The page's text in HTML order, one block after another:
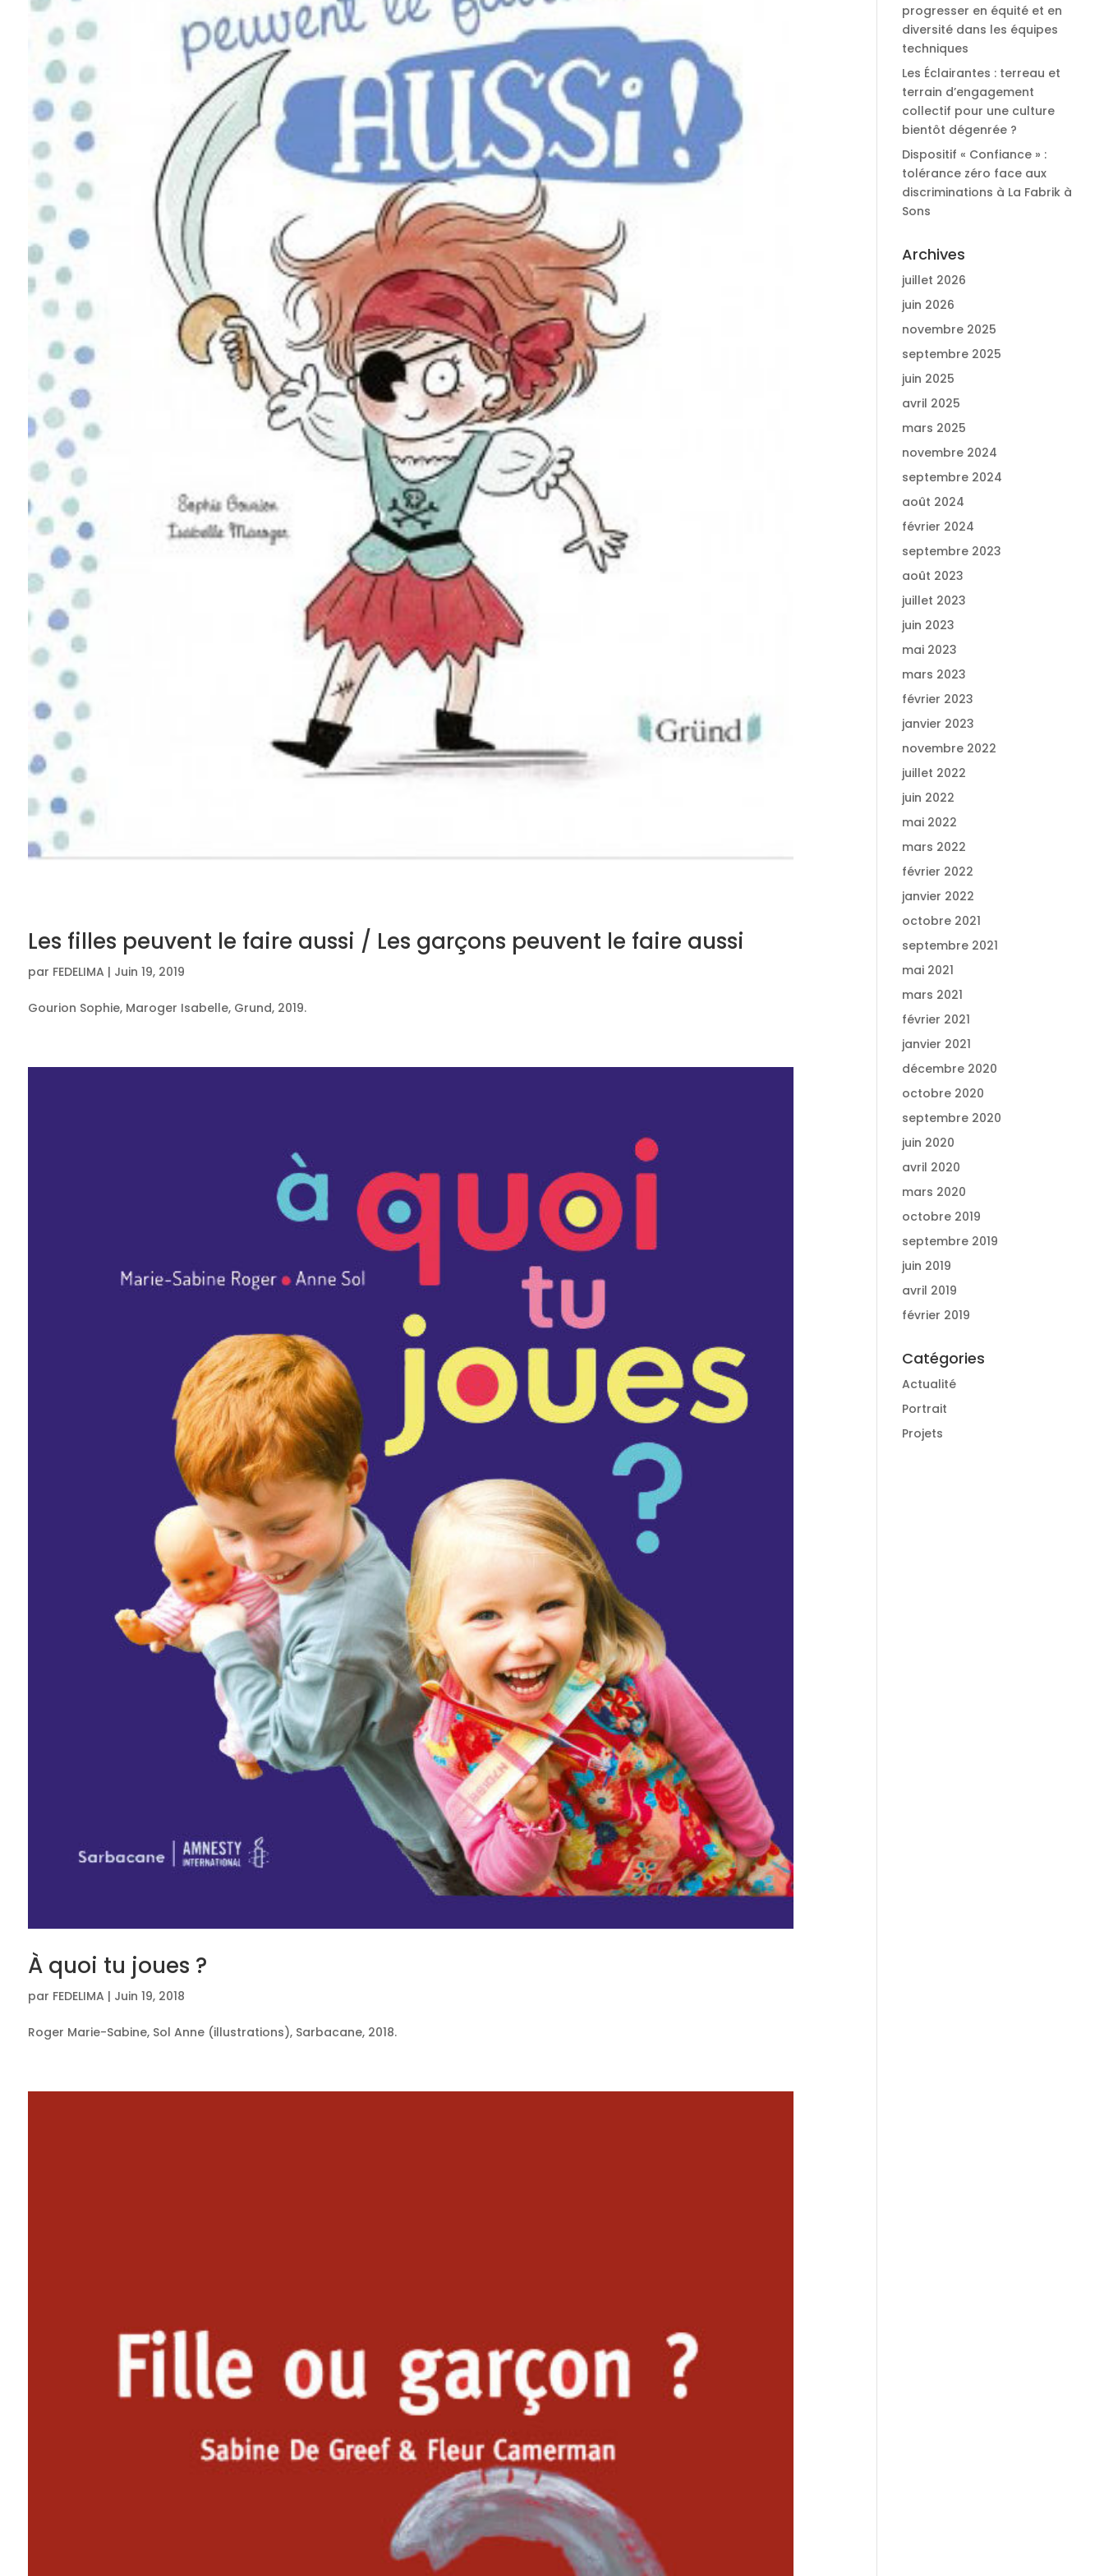
Les filles peuvent le faire aussi / Les garçons peuvent le faire aussi
par FEDELIMA | Juin 19, 2019
Gourion Sophie, Maroger Isabelle, Grund, 2019.
À quoi tu joues ?
par FEDELIMA | Juin 19, 2018
Roger Marie-Sabine, Sol Anne (illustrations), Sarbacane, 2018.
progresser en équité et en
diversité dans les équipes
techniques
Les Éclairantes : terreau et
terrain d’engagement
collectif pour une culture
bientôt dégenrée ?
Dispositif « Confiance » :
tolérance zéro face aux
discriminations à La Fabrik à
Sons
Archives
juillet 2026
juin 2026
novembre 2025
septembre 2025
juin 2025
avril 2025
mars 2025
novembre 2024
septembre 2024
août 2024
février 2024
septembre 2023
août 2023
juillet 2023
juin 2023
mai 2023
mars 2023
février 2023
janvier 2023
novembre 2022
juillet 2022
juin 2022
mai 2022
mars 2022
février 2022
janvier 2022
octobre 2021
septembre 2021
mai 2021
mars 2021
février 2021
janvier 2021
décembre 2020
octobre 2020
septembre 2020
juin 2020
avril 2020
mars 2020
octobre 2019
septembre 2019
juin 2019
avril 2019
février 2019
Catégories
Actualité
Portrait
Projets